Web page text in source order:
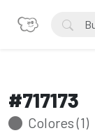
#717173
Colores (1)